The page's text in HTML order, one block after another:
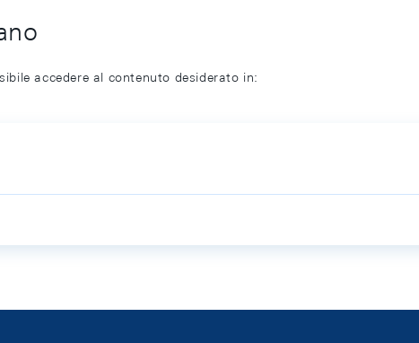
accedere al contenuto desiderato in: